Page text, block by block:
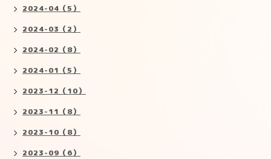
2024-04（5）
2024-03（2）
2024-02（8）
2024-01（5）
2023-12（10）
2023-11（8）
2023-10（8）
2023-09（6）